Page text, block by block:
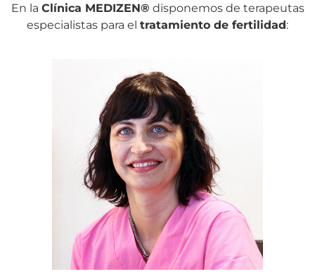
En la Clínica MEDIZEN® disponemos de terapeutas
especialistas para el tratamiento de fertilidad: